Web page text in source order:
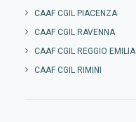
CAAF CGIL PIACENZA
CAAF CGIL RAVENNA
CAAF CGIL REGGIO EMILIA
CAAF CGIL RIMINI